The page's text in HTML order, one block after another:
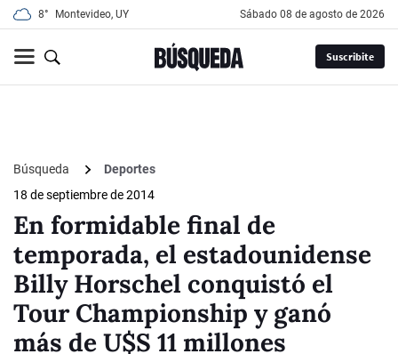
8° Montevideo, UY sábado 08 de agosto de 2026
Suscribite
Búsqueda
Deportes
18 de septiembre de 2014
En formidable final de
temporada, el estadounidense
Billy Horschel conquistó el
Tour Championship y ganó
más de U$S 11 millones